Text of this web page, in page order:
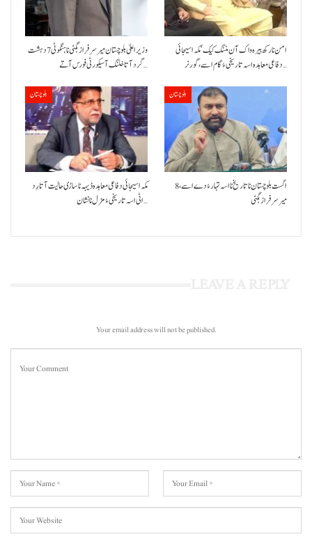
وزیراعلیٰ بلوچستان میر سرفراز بگٹی نا ہنگو ٹی 7 دہشت
گرد آتا خلنگ آ سیکورٹی فورس آتے…
امن نا رکھ بیرہ واک آن مننگ کیک‘ مکہ اسیجائی
دفاعی معاہدہ اسہ تاریخی ءُ گام اسے،گورنر…
بلوچستان
مکہ اسیجائی دفاعی معاہدہ ڈیہہ نا ساڑی حالیت آتا رِد
اٹی اسہ تاریخی ءُ مزل نا نشان…
بلوچستان
8 اگست بلوچستان نا تاریخ نا اسہ تہار ءُ دے اسے،
میرسرفراز بگٹی
Your email address will not be published.